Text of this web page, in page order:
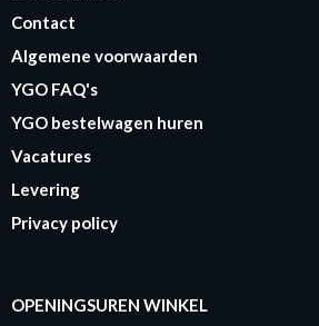
Contact
Algemene voorwaarden
YGO FAQ's
YGO bestelwagen huren
Vacatures
Levering
Privacy policy
OPENINGSUREN WINKEL